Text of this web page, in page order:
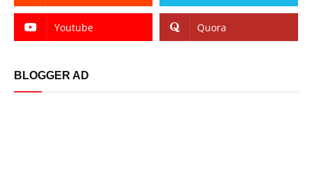
Youtube Quora
BLOGGER AD